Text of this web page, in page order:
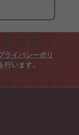
ライバシーポリ
います。